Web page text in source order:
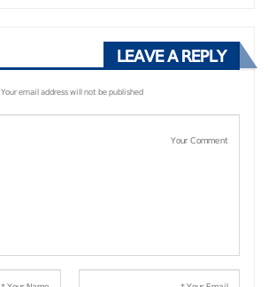
LEAVE A REPLY
Your email address will not be published.